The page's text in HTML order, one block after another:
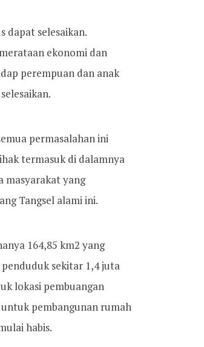
dapat selesaikan.
ekonomi dan
perempuan dan anak
permasalahan ini
termasuk di dalamnya
masyarakat yang
Tangsel alami ini.
164,85 km2 yang
sekitar 1,4 juta
lokasi pembuangan
pembangunan rumah
habis.